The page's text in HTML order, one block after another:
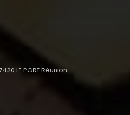
LE PORT Réunion